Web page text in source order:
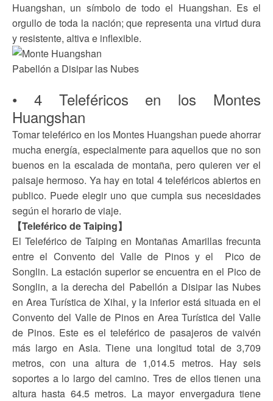
Huangshan, un símbolo de todo el Huangshan. Es el
orgullo de toda la nación; que representa una virtud dura
y resistente, altiva e inflexible.
Pabellón a Disipar las Nubes
• 4 Teleféricos en los Montes
Huangshan
Tomar teleférico en los Montes Huangshan puede ahorrar
mucha energía, especialmente para aquellos que no son
buenos en la escalada de montaña, pero quieren ver el
paisaje hermoso. Ya hay en total 4 teleféricos abiertos en
publico. Puede elegir uno que cumpla sus necesidades
según el horario de viaje.
【Teleférico de Taiping】
El Teleférico de Taiping en Montañas Amarillas frecunta
entre el Convento del Valle de Pinos y el Pico de
Songlin. La estación superior se encuentra en el Pico de
Songlin, a la derecha del Pabellón a Disipar las Nubes
en Area Turística de Xihai, y la inferior está situada en el
Convento del Valle de Pinos en Area Turística del Valle
de Pinos. Este es el teleférico de pasajeros de vaivén
más largo en Asia. Tiene una longitud total de 3,709
metros, con una altura de 1,014.5 metros. Hay seis
soportes a lo largo del camino. Tres de ellos tienen una
altura hasta 64.5 metros. La mayor envergadura tiene